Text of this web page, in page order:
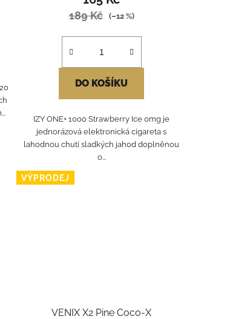
189 Kč (–12 %)
DO KOŠÍKU
IZY ONE+ 1000 Strawberry Ice 0mg je
jednorázová elektronická cigareta s
lahodnou chutí sladkých jahod doplněnou
o...
VÝPRODEJ
VENIX X2 Pine Coco-X